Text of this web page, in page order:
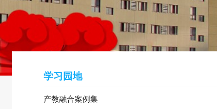
学习园地
产教融合案例集